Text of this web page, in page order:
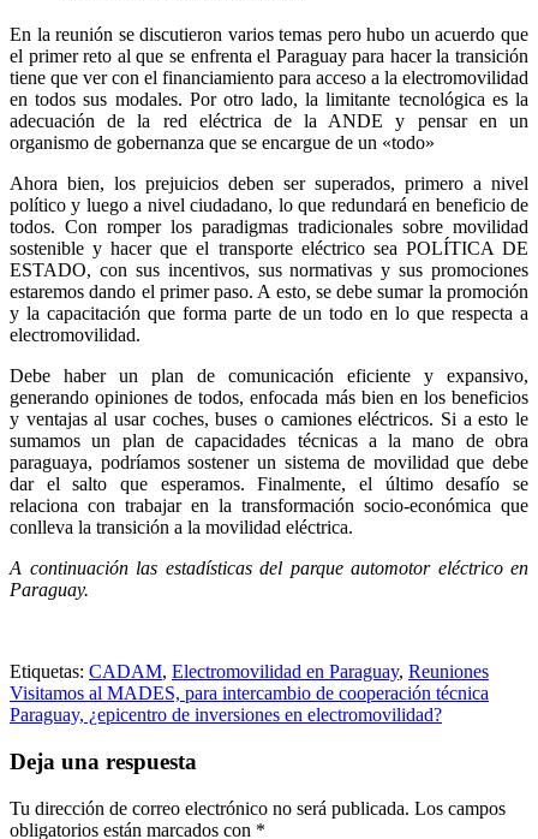
En la reunión se discutieron varios temas pero hubo un acuerdo que
el primer reto al que se enfrenta el Paraguay para hacer la transición
tiene que ver con el financiamiento para acceso a la electromovilidad
en todos sus modales. Por otro lado, la limitante tecnológica es la
adecuación de la red eléctrica de la ANDE y pensar en un
organismo de gobernanza que se encargue de un «todo»
Ahora bien, los prejuicios deben ser superados, primero a nivel
político y luego a nivel ciudadano, lo que redundará en beneficio de
todos. Con romper los paradigmas tradicionales sobre movilidad
sostenible y hacer que el transporte eléctrico sea POLÍTICA DE
ESTADO, con sus incentivos, sus normativas y sus promociones
estaremos dando el primer paso. A esto, se debe sumar la promoción
y la capacitación que forma parte de un todo en lo que respecta a
electromovilidad.
Debe haber un plan de comunicación eficiente y expansivo,
generando opiniones de todos, enfocada más bien en los beneficios
y ventajas al usar coches, buses o camiones eléctricos. Si a esto le
sumamos un plan de capacidades técnicas a la mano de obra
paraguaya, podríamos sostener un sistema de movilidad que debe
dar el salto que esperamos. Finalmente, el último desafío se
relaciona con trabajar en la transformación socio-económica que
conlleva la transición a la movilidad eléctrica.
A continuación las estadísticas del parque automotor eléctrico en
Paraguay.
Etiquetas: CADAM, Electromovilidad en Paraguay, Reuniones
Navegación
de
entradas
Visitamos al MADES, para intercambio de cooperación técnica
Paraguay, ¿epicentro de inversiones en electromovilidad?
Deja una respuesta
Tu dirección de correo electrónico no será publicada. Los campos
obligatorios están marcados con *